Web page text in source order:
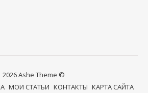
2026 Ashe Theme ©
МОИ СТАТЬИ КОНТАКТЫ КАРТА САЙТА